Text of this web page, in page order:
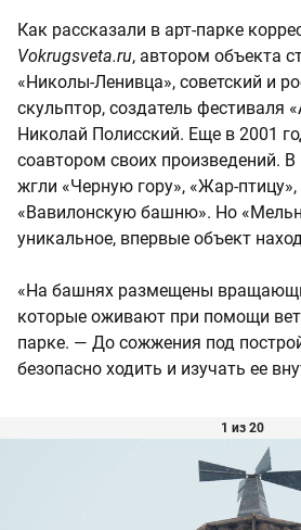
Как рассказали в арт-парке
Vokrugsveta.ru, автором объекта
«Николы-Ленивца», советский и
скульптор, создатель фестиваля
Николай Полисский. Еще в 2001
соавтором своих произведений.
жгли «Черную гору», «Жар-
«Вавилонскую башню». Но
уникальное, впервые объект
«На башнях размещены
которые оживают при помощи
парке. — До сожжения под
безопасно ходить и изучать ее
1 из 20